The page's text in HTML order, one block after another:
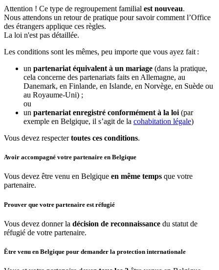
Attention ! Ce type de regroupement familial est nouveau.
Nous attendons un retour de pratique pour savoir comment l’Office
des étrangers applique ces règles.
La loi n'est pas détaillée.
Les conditions sont les mêmes, peu importe que vous ayez fait :
un partenariat équivalent à un mariage (dans la pratique,
cela concerne des partenariats faits en Allemagne, au
Danemark, en Finlande, en Islande, en Norvège, en Suède ou
au Royaume-Uni) ;
ou
un partenariat enregistré conformément à la loi (par
exemple en Belgique, il s’agit de la cohabitation légale)
Vous devez respectertoutes ces conditions.
Avoir accompagné votre partenaire en Belgique
Vous devez être venu en Belgique en même temps que votre
partenaire.
Prouver que votre partenaire est réfugié
Vous devez donner la décision de reconnaissance du statut de
réfugié de votre partenaire.
Être venu en Belgique pour demander la protection internationale